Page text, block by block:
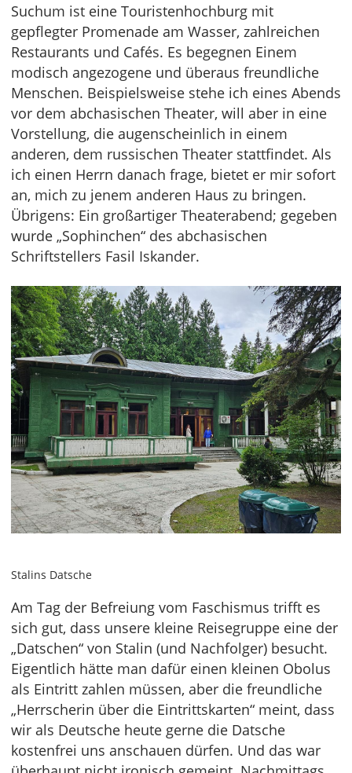
Suchum ist eine Touristenhochburg mit
gepflegter Promenade am Wasser, zahlreichen
Restaurants und Cafés. Es begegnen Einem
modisch angezogene und überaus freundliche
Menschen. Beispielsweise stehe ich eines Abends
vor dem abchasischen Theater, will aber in eine
Vorstellung, die augenscheinlich in einem
anderen, dem russischen Theater stattfindet. Als
ich einen Herrn danach frage, bietet er mir sofort
an, mich zu jenem anderen Haus zu bringen.
Übrigens: Ein großartiger Theaterabend; gegeben
wurde „Sophinchen“ des abchasischen
Schriftstellers Fasil Iskander.
Stalins Datsche
Am Tag der Befreiung vom Faschismus trifft es
sich gut, dass unsere kleine Reisegruppe eine der
„Datschen“ von Stalin (und Nachfolger) besucht.
Eigentlich hätte man dafür einen kleinen Obolus
als Eintritt zahlen müssen, aber die freundliche
„Herrscherin über die Eintrittskarten“ meint, dass
wir als Deutsche heute gerne die Datsche
kostenfrei uns anschauen dürfen. Und das war